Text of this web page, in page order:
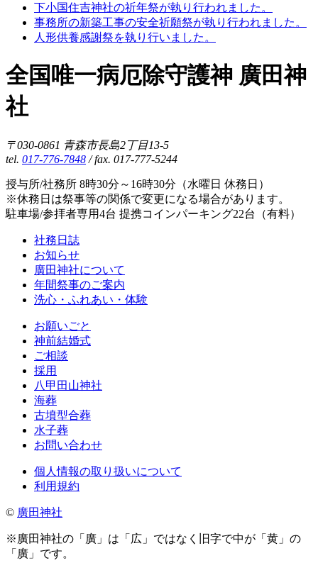
下小国住吉神社の祈年祭が執り行われました。
事務所の新築工事の安全祈願祭が執り行われました。
人形供養感謝祭を執り行いました。
全国唯一病厄除守護神 廣田神
社
〒030-0861 青森市長島2丁目13-5
tel. 017-776-7848 / fax. 017-777-5244
授与所/社務所 8時30分～16時30分（水曜日 休務日）
※休務日は祭事等の関係で変更になる場合があります。
駐車場/参拝者専用4台 提携コインパーキング22台（有料）
社務日誌
お知らせ
廣田神社について
年間祭事のご案内
洗心・ふれあい・体験
お願いごと
神前結婚式
ご相談
採用
八甲田山神社
海葬
古墳型合葬
水子葬
お問い合わせ
個人情報の取り扱いについて
利用規約
© 廣田神社
※廣田神社の「廣」は「広」ではなく旧字で中が「黄」の
「廣」です。